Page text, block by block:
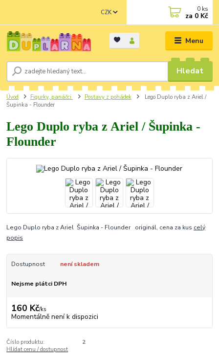
Menu
CZK
Hledat
0 ks
za 0 Kč
Úvod Figurky, panáčci Postavy z pohádek
Lego Duplo ryba z Ariel /
Šupinka - Flounder
Lego Duplo ryba z Ariel / Šupinka -
Flounder
Lego Duplo ryba z Ariel Šupinka - Flounder originál, cena za kus celý
popis
Dostupnost není skladem
Nejsme plátci DPH
160 Kč/ks
Momentálně není k dispozici
Číslo produktu:
2
Hlídat cenu / dostupnost